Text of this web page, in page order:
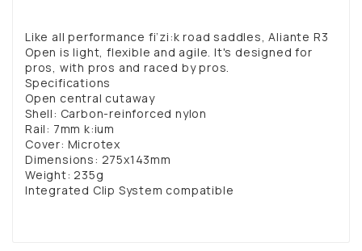
Like all performance fi’zi:k road saddles, Aliante R3
Open is light, flexible and agile. It's designed for
pros, with pros and raced by pros.
Specifications
Open central cutaway
Shell: Carbon-reinforced nylon
Rail: 7mm k:ium
Cover: Microtex
Dimensions: 275x143mm
Weight: 235g
Integrated Clip System compatible